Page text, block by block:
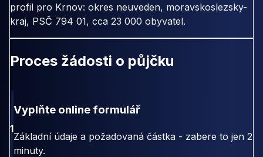
profil pro Krnov: okres neuveden, moravskoslezsky-
kraj, PSČ 794 01, cca 23 000 obyvatel.
Proces žádosti o půjčku
1
Vyplňte online formulář
Základní údaje a požadovaná částka - zabere to jen 2
minuty.